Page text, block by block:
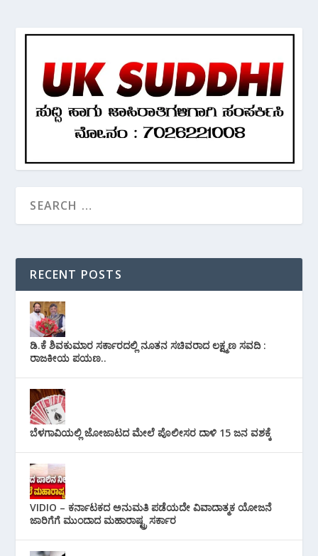
RECENT POSTS
ಡಿ.ಕೆ ಶಿವಕುಮಾರ ಸರ್ಕಾರದಲ್ಲಿ ನೂತನ ಸಚಿವರಾದ ಲಕ್ಷ್ಮಣ ಸವದಿ :
ರಾಜಕೀಯ ಪಯಣ..
ಬೆಳಗಾವಿಯಲ್ಲಿ ಜೋಜಾಟದ ಮೇಲೆ ಪೊಲೀಸರ ದಾಳಿ 15 ಜನ ವಶಕ್ಕೆ
VIDIO – ಕರ್ನಾಟಕದ ಅನುಮತಿ ಪಡೆಯದೇ ವಿವಾದಾತ್ಮಕ ಯೋಜನೆ
ಜಾರಿಗೆಗೆ ಮುಂದಾದ ಮಹಾರಾಷ್ಟ್ರ ಸರ್ಕಾರ